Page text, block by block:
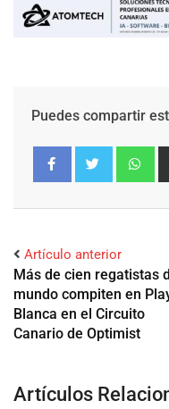
Puedes compartir
Artículo anterior
Más de cien regatistas
mundo compiten en
Blanca en el Circuito
Canario de Optimist
Artículos